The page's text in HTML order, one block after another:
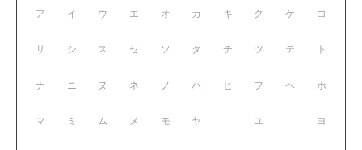
ア イ ウ エ オ
サ シ ス セ ソ
ナ ニ ヌ ネ ノ
マ ミ ム メ モ
カ キ ク ケ コ
タ チ ツ テ ト
ハ ヒ フ ヘ ホ
ヤ ユ ヨ